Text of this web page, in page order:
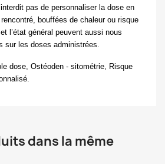
pas de personnaliser la dose en
bouffées de chaleur ou risque
l’état général peuvent aussi nous
sur les doses administrées.
dose, Ostéoden - sitométrie, Risque
dans la même